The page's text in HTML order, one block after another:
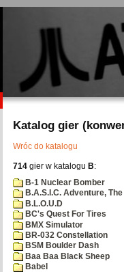
Katalog gier
Wróc do katalogu
714 gier w katalogu B:
B-1 Nuclear Bomber
B.A.S.I.C. Adventure, The
B.L.O.U.D
BC's Quest For Tires
BMX Simulator
BR-032 Constellation
BSM Boulder Dash
Baa Baa Black Sheep
Babel